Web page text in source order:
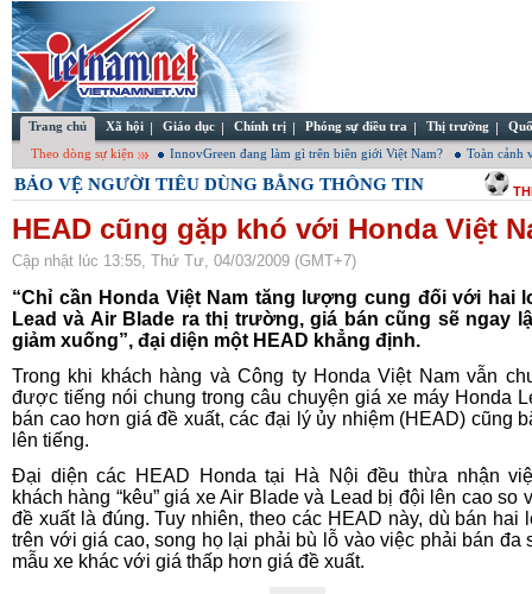
Trang chủ Xã hội Giáo dục Chính trị Phóng sự điều tra Thị trường
Theo dòng sự kiện InnovGreen đang làm gì trên biên giới Việt Nam? Toàn cảnh
BẢO VỆ NGƯỜI TIÊU DÙNG BẰNG THÔNG TIN
HEAD cũng gặp khó với Honda Việt
Cập nhật lúc 13:55, Thứ Tư, 04/03/2009 (GMT+7)
“Chỉ cần Honda Việt Nam tăng lượng cung đối với hai
Lead và Air Blade ra thị trường, giá bán cũng sẽ ngay
giảm xuống”, đại diện một HEAD khẳng định.
Trong khi khách hàng và Công ty Honda Việt Nam vẫn
được tiếng nói chung trong câu chuyện giá xe máy Honda
bán cao hơn giá đề xuất, các đại lý ủy nhiệm (HEAD) cũng
lên tiếng.
Đại diện các HEAD Honda tại Hà Nội đều thừa nhận
khách hàng “kêu” giá xe Air Blade và Lead bị đội lên cao so
đề xuất là đúng. Tuy nhiên, theo các HEAD này, dù bán hai
trên với giá cao, song họ lại phải bù lỗ vào việc phải bán đa
mẫu xe khác với giá thấp hơn giá đề xuất.